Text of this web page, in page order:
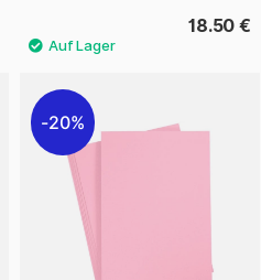
18.50 €
20%